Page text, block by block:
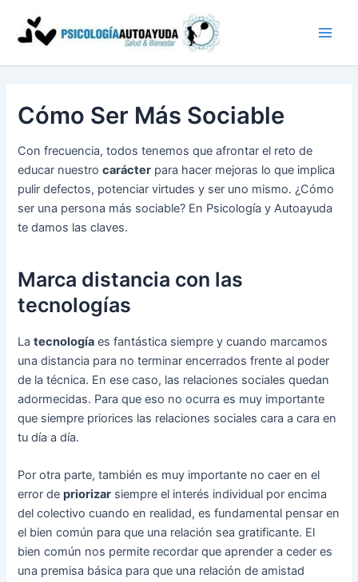
contenido
Cómo Ser Más Sociable
Con frecuencia, todos tenemos que afrontar el reto de
educar nuestrocarácter para hacer mejoras lo que implica
pulir defectos, potenciar virtudes y ser uno mismo. ¿Cómo
ser una persona más sociable? En Psicología y Autoayuda
te damos las claves.
Marca distancia con las
tecnologías
Latecnología es fantástica siempre y cuando marcamos
una distancia para no terminar encerrados frente al poder
de la técnica. En ese caso, las relaciones sociales quedan
adormecidas. Para que eso no ocurra es muy importante
que siempre priorices las relaciones sociales cara a cara en
tu día a día.
Por otra parte, también es muy importante no caer en el
error depriorizar siempre el interés individual por encima
del colectivo cuando en realidad, es fundamental pensar en
el bien común para que una relación sea gratificante. El
bien común nos permite recordar que aprender a ceder es
una premisa básica para que una relación de amistad